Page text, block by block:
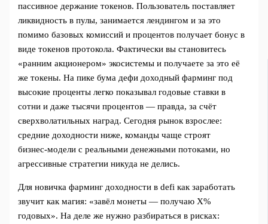
пассивное держание токенов. Пользователь поставляет
ликвидность в пулы, занимается лендингом и за это
помимо базовых комиссий и процентов получает бонус в
виде токенов протокола. Фактически вы становитесь
«ранним акционером» экосистемы и получаете за это её
же токены. На пике бумa дефи доходный фарминг под
высокие проценты легко показывал годовые ставки в
сотни и даже тысячи процентов — правда, за счёт
сверхволатильных наград. Сегодня рынок взрослее:
средние доходности ниже, команды чаще строят
бизнес‑модели с реальными денежными потоками, но
агрессивные стратегии никуда не делись.
Для новичка фарминг доходности в defi как заработать
звучит как магия: «завёл монеты — получаю X%
годовых». На деле же нужно разбираться в рисках: